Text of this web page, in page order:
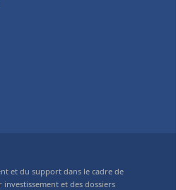
et du support dans le cadre de
et des dossiers